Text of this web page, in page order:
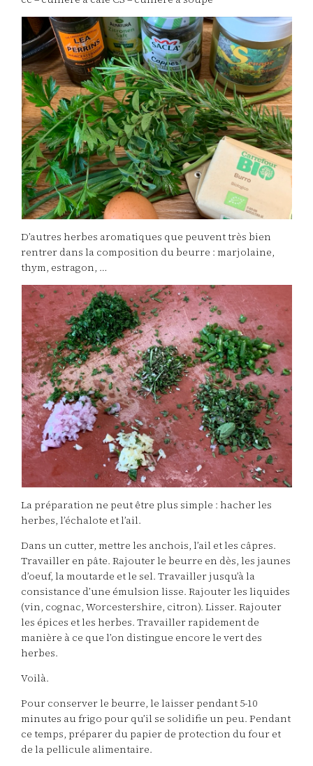
D’autres herbes aromatiques que peuvent très bien
rentrer dans la composition du beurre : marjolaine,
thym, estragon, …
La préparation ne peut être plus simple : hacher les
herbes, l’échalote et l’ail.
Dans un cutter, mettre les anchois, l’ail et les câpres.
Travailler en pâte. Rajouter le beurre en dès, les jaunes
d’oeuf, la moutarde et le sel. Travailler jusqu’à la
consistance d’une émulsion lisse. Rajouter les liquides
(vin, cognac, Worcestershire, citron). Lisser. Rajouter
les épices et les herbes. Travailler rapidement de
manière à ce que l’on distingue encore le vert des
herbes.
Voilà.
Pour conserver le beurre, le laisser pendant 5-10
minutes au frigo pour qu’il se solidifie un peu. Pendant
ce temps, préparer du papier de protection du four et
de la pellicule alimentaire.